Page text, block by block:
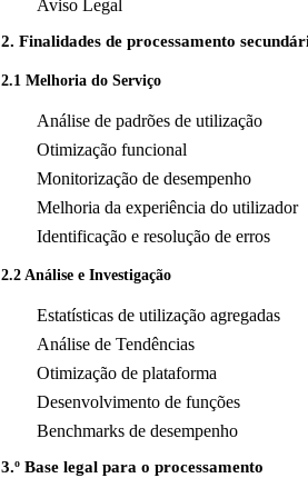
Aviso Legal
2. Finalidades de processamento
2.1 Melhoria do Serviço
Análise de padrões de utilização
Otimização funcional
Monitorização de desempenho
Melhoria da experiência do utilizador
Identificação e resolução de erros
2.2 Análise e Investigação
Estatísticas de utilização agregadas
Análise de Tendências
Otimização de plataforma
Desenvolvimento de funções
Benchmarks de desempenho
3.º Base legal para o processamento